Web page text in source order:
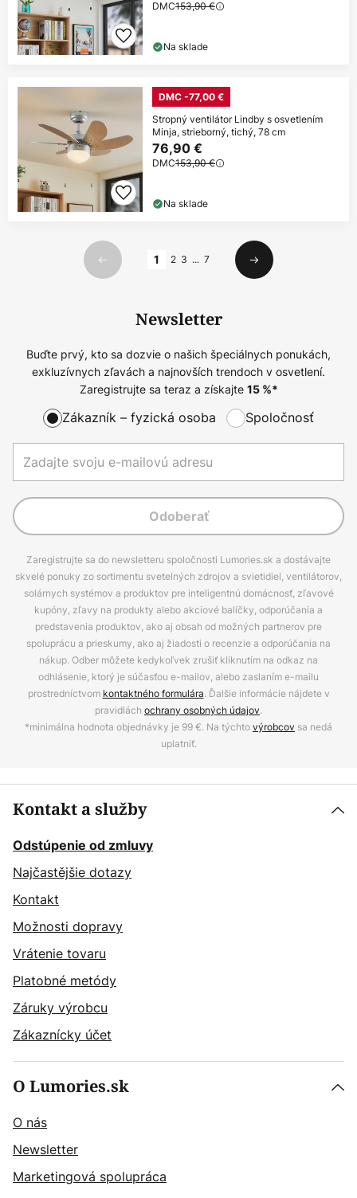
DMC153,90 €
Na sklade
DMC -77,00 €
Stropný ventilátor Lindby s osvetlením
Minja, strieborný, tichý, 78 cm
76,90 €
DMC153,90 €
Na sklade
Predchádzajúci
1 2 3 ... 7
Ďalší
Newsletter
Buďte prvý, kto sa dozvie o našich špeciálnych ponukách,
exkluzívnych zľavách a najnovších trendoch v osvetlení.
Zaregistrujte sa teraz a získajte 15%*
Zákazník – fyzická osoba Spoločnosť
Odoberať
Zaregistrujte sa do newsletteru spoločnosti Lumories.sk a dostávajte
skvelé ponuky zo sortimentu svetelných zdrojov a svietidiel, ventilátorov,
solárnych systémov a produktov pre inteligentnú domácnosť, zľavové
kupóny, zľavy na produkty alebo akciové balíčky, odporúčania a
predstavenia produktov, ako aj obsah od možných partnerov pre
spoluprácu a prieskumy, ako aj žiadosti o recenzie a odporúčania na
nákup. Odber môžete kedykoľvek zrušiť kliknutím na odkaz na
odhlásenie, ktorý je súčasťou e-mailov, alebo zaslaním e-mailu
prostredníctvom kontaktného formulára. Ďalšie informácie nájdete v
pravidlách ochrany osobných údajov.
*minimálna hodnota objednávky je 99 €. Na týchtovýrobcov sa nedá
uplatniť.
Kontakt a služby
Odstúpenie od zmluvy
Najčastějšie dotazy
Kontakt
Možnosti dopravy
Vrátenie tovaru
Platobné metódy
Záruky výrobcu
Zákaznícky účet
O Lumories.sk
O nás
Newsletter
Marketingová spolupráca